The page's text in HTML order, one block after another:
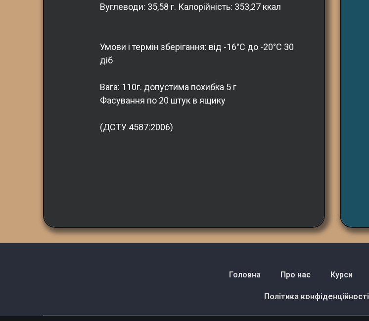
Вуглеводи: 35,58 г. Калорійність: 353,27 ккал
Умови і термін зберігання: від -16°С до -20°С 30
діб
Вага: 110г. допустима похибка 5 г
Фасування по 20 штук в ящику
(ДСТУ 4587:2006)
Головна Про нас Курси
Політика конфіденційності